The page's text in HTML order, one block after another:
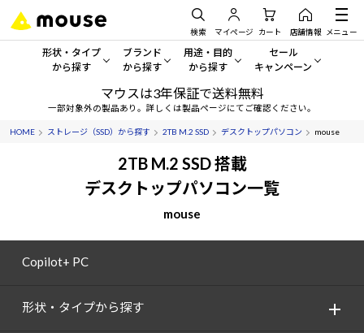
検索 マイページ カート 店舗情報 メニュー
形状・タイプ
から探す
形状・タイプから探す をすべてみる
デスクトップPC
サーバー
ブランド
から探す
mouse
G TUNE
用途・目的
から探す
一般向けパソコン
ゲーミングPC・ゲーム向けパソコン
クリエイティブ向け
ビジネス向けパソコン
セール
キャンペーン
セール・キャンペー
期間限定セール
アウトレットパソコン
マウスは3年保証で送料無料
一部対象外の製品あり。詳しくは製品ページにてご確認ください。
HOME ストレージ（SSD）から探す 2TB M.2 SSD デスクトップパソコン mouse
2TB M.2 SSD 搭載
デスクトップパソコン一覧
mouse
Copilot+ PC
形状・タイプから探す